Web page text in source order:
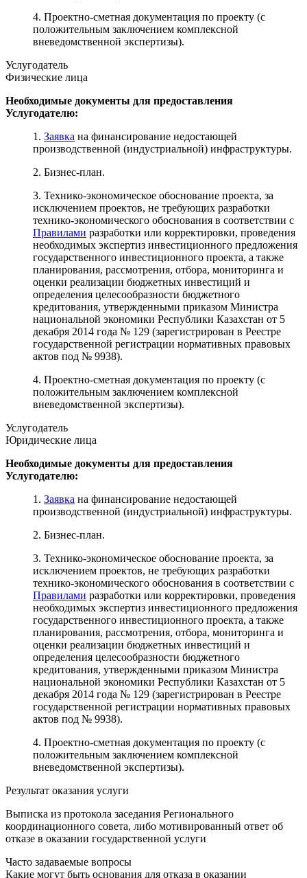
4. Проектно-сметная документация по проекту (с
положительным заключением комплексной
вневедомственной экспертизы).
Услугодатель
Физические лица
Необходимые документы для предоставления
Услугодателю:
1. Заявка на финансирование недостающей
производственной (индустриальной) инфраструктуры.
2. Бизнес-план.
3. Технико-экономическое обоснование проекта, за
исключением проектов, не требующих разработки
технико-экономического обоснования в соответствии с
Правилами разработки или корректировки, проведения
необходимых экспертиз инвестиционного предложения
государственного инвестиционного проекта, а также
планирования, рассмотрения, отбора, мониторинга и
оценки реализации бюджетных инвестиций и
определения целесообразности бюджетного
кредитования, утвержденными приказом Министра
национальной экономики Республики Казахстан от 5
декабря 2014 года № 129 (зарегистрирован в Реестре
государственной регистрации нормативных правовых
актов под № 9938).
4. Проектно-сметная документация по проекту (с
положительным заключением комплексной
вневедомственной экспертизы).
Услугодатель
Юридические лица
Необходимые документы для предоставления
Услугодателю:
1. Заявка на финансирование недостающей
производственной (индустриальной) инфраструктуры.
2. Бизнес-план.
3. Технико-экономическое обоснование проекта, за
исключением проектов, не требующих разработки
технико-экономического обоснования в соответствии с
Правилами разработки или корректировки, проведения
необходимых экспертиз инвестиционного предложения
государственного инвестиционного проекта, а также
планирования, рассмотрения, отбора, мониторинга и
оценки реализации бюджетных инвестиций и
определения целесообразности бюджетного
кредитования, утвержденными приказом Министра
национальной экономики Республики Казахстан от 5
декабря 2014 года № 129 (зарегистрирован в Реестре
государственной регистрации нормативных правовых
актов под № 9938).
4. Проектно-сметная документация по проекту (с
положительным заключением комплексной
вневедомственной экспертизы).
Результат оказания услуги
Выписка из протокола заседания Регионального
координационного совета, либо мотивированный ответ об
отказе в оказании государственной услуги
Часто задаваемые вопросы
Какие могут быть основания для отказа в оказании